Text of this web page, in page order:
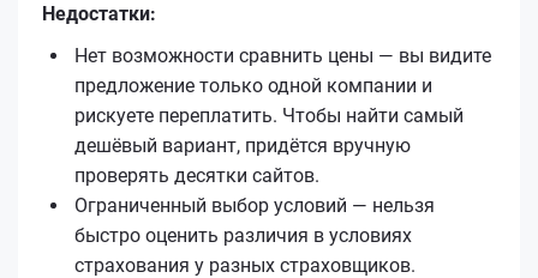
Недостатки:
Нет возможности сравнить цены — вы видите
предложение только одной компании и
рискуете переплатить. Чтобы найти самый
дешёвый вариант, придётся вручную
проверять десятки сайтов.
Ограниченный выбор условий — нельзя
быстро оценить различия в условиях
страхования у разных страховщиков.